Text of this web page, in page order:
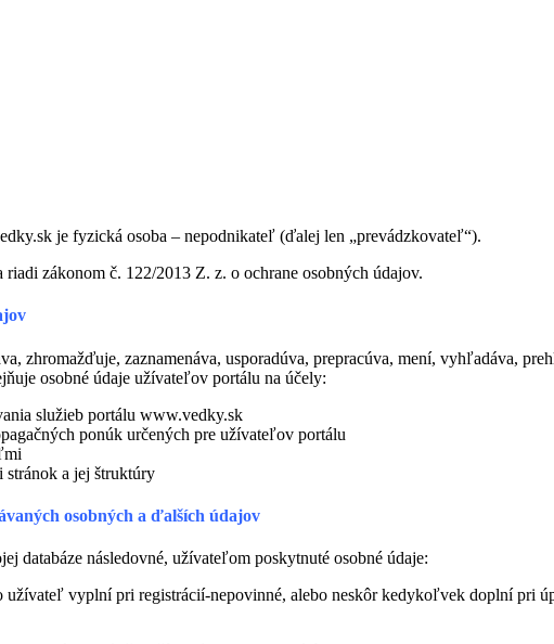
je fyzická osoba – nepodnikateľ (ďalej len „prevádzkovateľ“).
riadi zákonom č. 122/2013 Z. z. o ochrane osobných údajov.
zhromažďuje, zaznamenáva, usporadúva, prepracúva, mení, vyhľadáva,
osobné údaje užívateľov portálu na účely:
služieb portálu www.vedky.sk
ponúk určených pre užívateľov portálu
stránok a jej štruktúry
osobných a ďalších údajov
databáze následovné, užívateľom poskytnuté osobné údaje:
užívateľ vyplní pri registrácií-nepovinné, alebo neskôr kedykoľvek doplní pri